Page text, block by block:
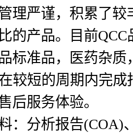
理严谨，积累了
的产品。目前
标准品，医药杂
较短的周期内完
后服务体验。
：分析报告(COA)